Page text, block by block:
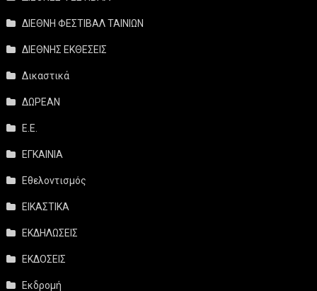
ΔΙΕΘΝΗ ΦΕΣΤΙΒΑΛ ΤΑΙΝΙΩΝ
ΔΙΕΘΝΗΣ ΕΚΘΕΣΕΙΣ
Δικαστικά
ΔΩΡΕΑΝ
Ε.Ε.
ΕΓΚΑΙΝΙΑ
Εθελοντισμός
ΕΙΚΑΣΤΙΚΑ
ΕΚΔΗΛΩΣΕΙΣ
ΕΚΔΟΣΕΙΣ
Εκδρομή